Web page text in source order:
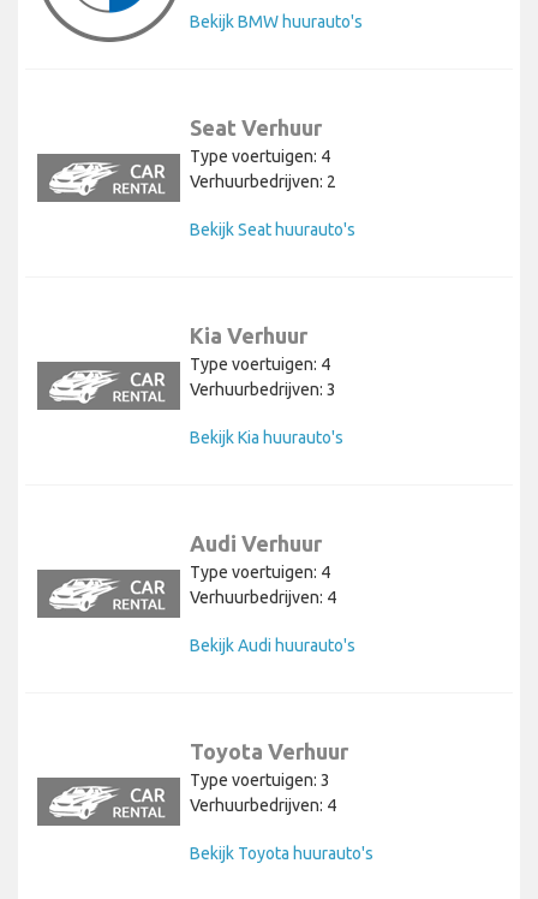
Bekijk BMW huurauto's
Seat Verhuur
Type voertuigen: 4
Verhuurbedrijven: 2
Bekijk Seat huurauto's
Kia Verhuur
Type voertuigen: 4
Verhuurbedrijven: 3
Bekijk Kia huurauto's
Audi Verhuur
Type voertuigen: 4
Verhuurbedrijven: 4
Bekijk Audi huurauto's
Toyota Verhuur
Type voertuigen: 3
Verhuurbedrijven: 4
Bekijk Toyota huurauto's